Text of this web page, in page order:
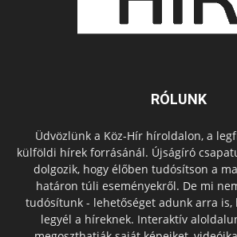
RÓLUNK
Üdvözlünk a Köz-Hír híroldalon, a
külföldi hírek forrásánál. Újságíró
dolgozik, hogy élőben tudósítson a
határon túli eseményekről. De mi
tudósítunk - lehetőséget adunk arra is,
legyél a híreknek. Interaktív